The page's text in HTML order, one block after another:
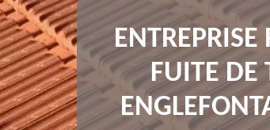
ENTREPRISE
FUITE DE